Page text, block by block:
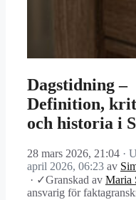
Dagstidning –
Definition,
och historia i
28 mars 2026, 21:04 ·
april 2026, 06:23 av
· ✓Granskad av Maria
ansvarig för